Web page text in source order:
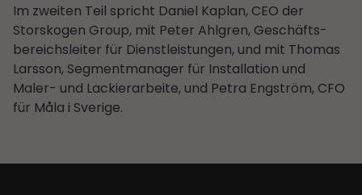
Im zweiten Teil spricht Daniel Kaplan, CEO der
Storskogen Group, mit Peter Ahlgren, Geschäfts­
bereichsleiter für Dienstleistungen, und mit Thomas
Larsson, Segmentmanager für Installation und
Maler- und Lackierarbeite, und Petra Engström, CFO
für Måla i Sverige.